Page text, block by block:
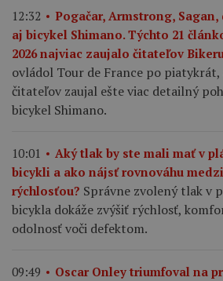
12:32
Pogačar, Armstrong,
aj bicykel Shimano. Týchto 21
2026 najviac zaujalo čitateľov
ovládol Tour de France po piatykrát,
čitateľov zaujal ešte viac detailný
bicykel Shimano.
10:01
Aký tlak by ste mali mať v
bicykli a ako nájsť rovnováhu
rýchlosťou? Správne zvolený tlak v
bicykla dokáže zvýšiť rýchlosť,
odolnosť voči defektom.
09:49
Oscar Onley triumfoval na